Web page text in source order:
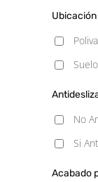
Ubicación
No
Si
Acabado